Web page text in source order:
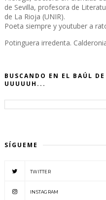
de Sevilla, profesora de
de La Rioja (UNIR).
Poeta siempre y youtuber a
Potinguera irredenta.
BUSCANDO EN EL BAÚL
UUUUUH...
SÍGUEME
TWITTER
INSTAGRAM